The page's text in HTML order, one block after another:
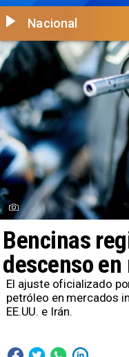
Bencinas
descenso en
Nacional
El ajuste oficializado
petróleo en mercados
EE.UU. e Irán.